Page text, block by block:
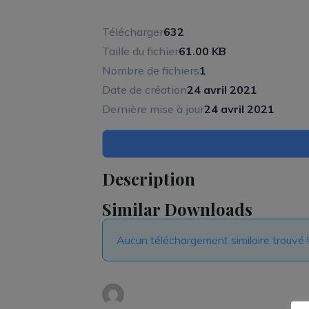
Télécharger632
Taille du fichier61.00 KB
Nombre de fichiers1
Date de création24 avril 2021
Dernière mise à jour24 avril 2021
Description
Similar Downloads
Aucun téléchargement similaire trouvé !